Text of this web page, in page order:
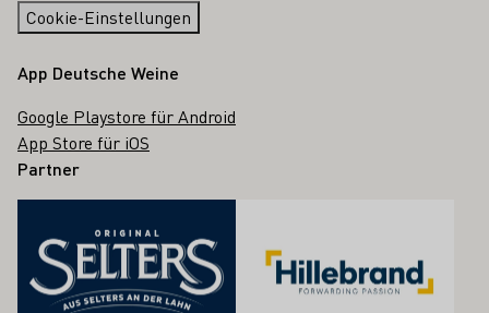
Cookie-Einstellungen
App Deutsche Weine
Google Playstore für Android
App Store für iOS
Partner